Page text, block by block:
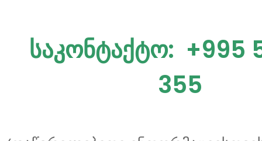
საკონტაქტო: +995
355